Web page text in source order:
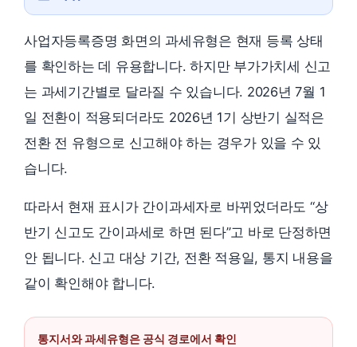
사업자등록증명 화면의 과세유형은 현재 등록 상태
를 확인하는 데 유용합니다. 하지만 부가가치세 신고
는 과세기간별로 달라질 수 있습니다. 2026년 7월 1
일 전환이 적용되더라도 2026년 1기 상반기 실적은
전환 전 유형으로 신고해야 하는 경우가 있을 수 있
습니다.
따라서 현재 표시가 간이과세자로 바뀌었더라도 “상
반기 신고도 간이과세로 하면 된다”고 바로 단정하면
안 됩니다. 신고 대상 기간, 전환 적용일, 통지 내용을
같이 확인해야 합니다.
통지서와 과세유형은 공식 경로에서 확인